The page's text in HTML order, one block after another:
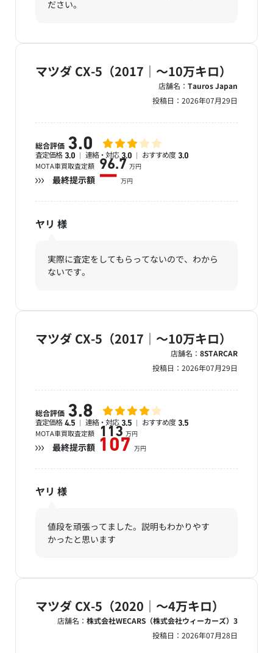
ださい。
マツダ CX-5（2017｜～10万キロ）
店舗名： Tauros Japan
投稿日： 2026年07月29日
総合評価 3.0
査定価格 3.0 連絡・対応 3.0 おすすめ度 3.0
MOTA車買取査定額 96.7 万円
最終提示額 ー 万円
ヤリ 様
実際に査定をしてもらってないので、わから
ないです。
マツダ CX-5（2017｜～10万キロ）
店舗名： 8STARCAR
投稿日： 2026年07月29日
総合評価 3.8
査定価格 4.5 連絡・対応 3.5 おすすめ度 3.5
MOTA車買取査定額 113 万円
最終提示額 107 万円
ヤリ 様
値段を頑張ってました。説明もわかりやす
かったと思います
マツダ CX-5（2020｜～4万キロ）
店舗名： 株式会社WECARS（株式会社ウィーカーズ）3
投稿日： 2026年07月28日